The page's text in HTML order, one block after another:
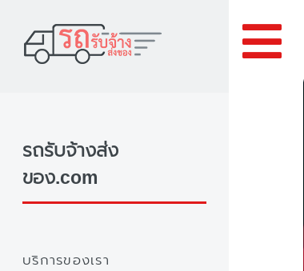
รถรับจ้างส่ง
ของ.com
บริการของเรา